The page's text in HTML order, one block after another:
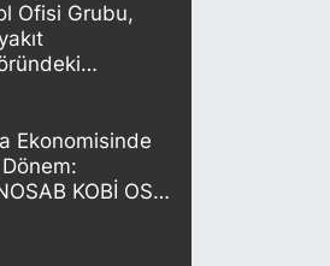
Ofisi Grubu,
Ekonomisinde
KOBİ OSB